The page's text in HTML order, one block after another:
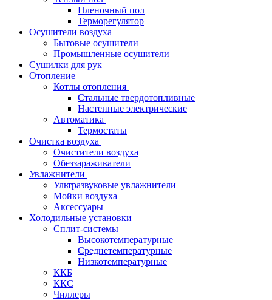
Пленочный пол
Терморегулятор
Осушители воздуха
Бытовые осушители
Промышленные осушители
Сушилки для рук
Отопление
Котлы отопления
Стальные твердотопливные
Настенные электрические
Автоматика
Термостаты
Очистка воздуха
Очистители воздуха
Обеззараживатели
Увлажнители
Ультразвуковые увлажнители
Мойки воздуха
Аксессуары
Холодильные установки
Сплит-системы
Высокотемпературные
Среднетемпературные
Низкотемпературные
ККБ
ККС
Чиллеры